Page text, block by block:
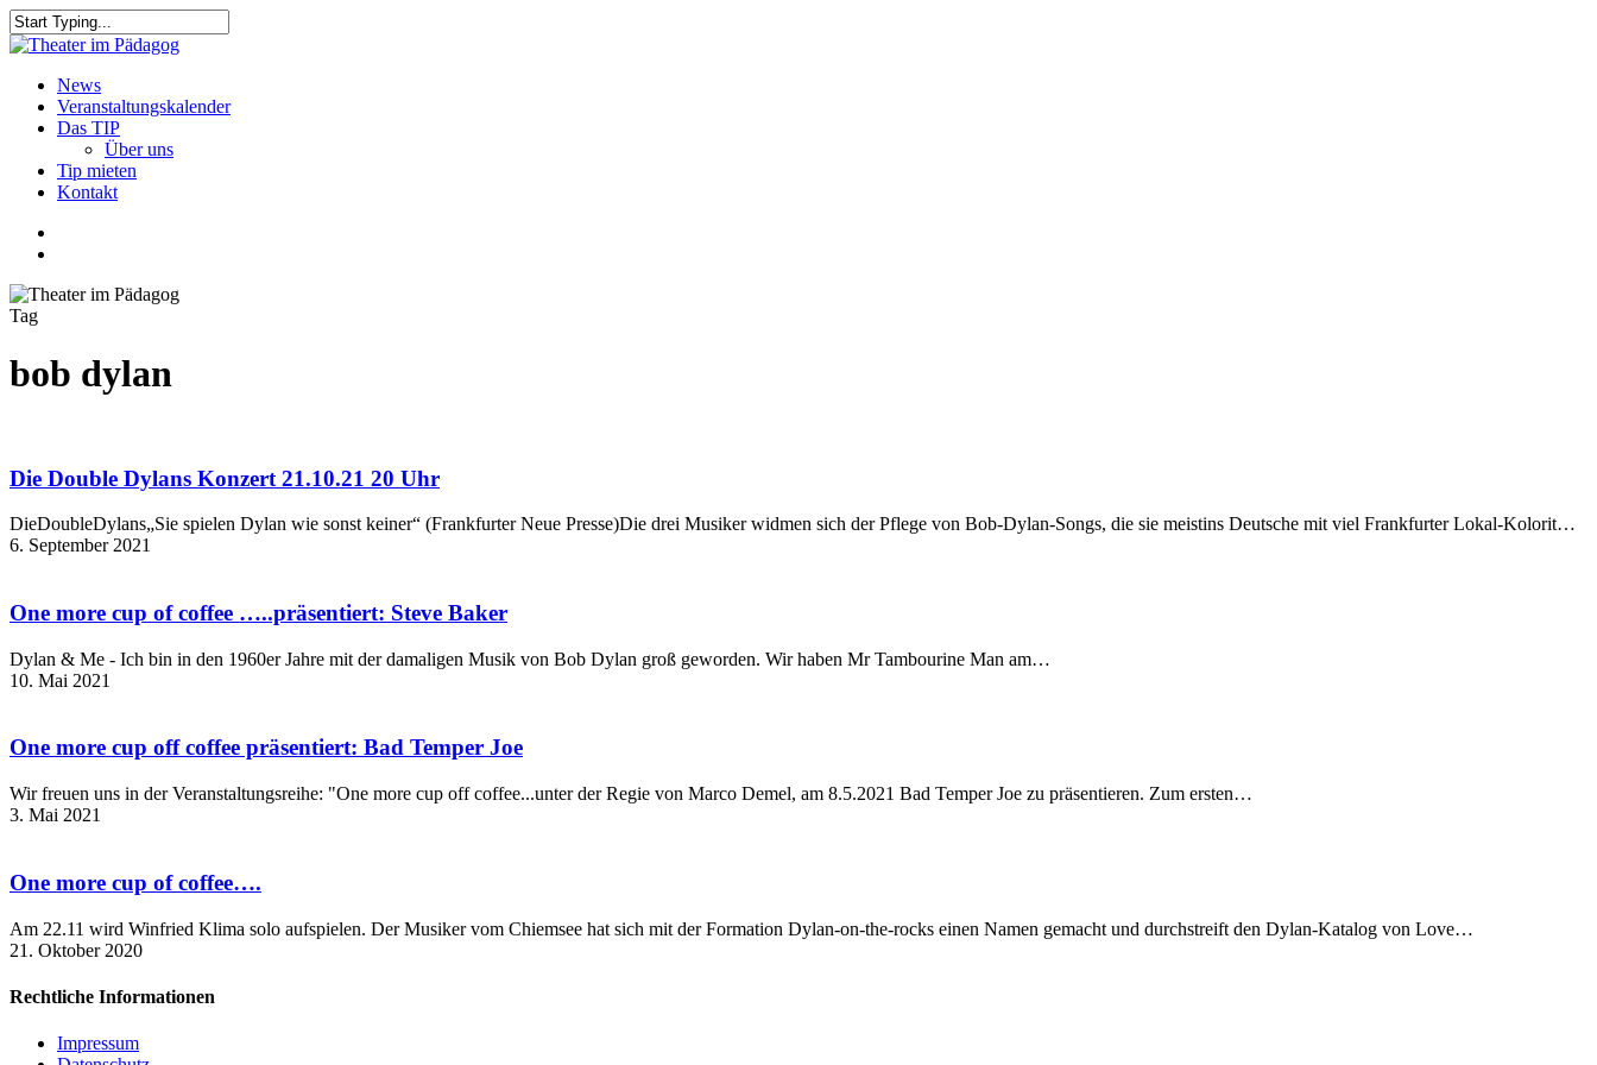
Skip
to
content
Close
search
Menu
News
Veranstaltungskalender
Das TIP
Über uns
Tip mieten
Kontakt
Tag
bob dylan
Die Double Dylans Konzert 21.10.21 20 Uhr
DieDoubleDylans„Sie spielen Dylan wie sonst keiner“ (Frankfurter Neue Presse)Die drei Musiker widmen sich der Pflege von Bob-Dylan-Songs, die sie meistins Deutsche mit viel Frankfurter Lokal-Kolorit…
6. September 2021
One more cup of coffee …..präsentiert: Steve Baker
Dylan & Me - Ich bin in den 1960er Jahre mit der damaligen Musik von Bob Dylan groß geworden. Wir haben Mr Tambourine Man am…
10. Mai 2021
One more cup off coffee präsentiert: Bad Temper Joe
Wir freuen uns in der Veranstaltungsreihe: "One more cup off coffee...unter der Regie von Marco Demel, am 8.5.2021 Bad Temper Joe zu präsentieren. Zum ersten…
3. Mai 2021
One more cup of coffee….
Am 22.11 wird Winfried Klima solo aufspielen. Der Musiker vom Chiemsee hat sich mit der Formation Dylan-on-the-rocks einen Namen gemacht und durchstreift den Dylan-Katalog von Love…
21. Oktober 2020
Rechtliche Informationen
Impressum